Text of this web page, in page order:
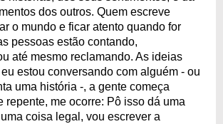
dos outros. Quem escreve
o mundo e ficar atento quando for
pessoas estão contando,
até mesmo reclamando. As ideias
estou conversando com alguém - ou
uma história -, a gente começa
repente, me ocorre: Pô isso dá uma
coisa legal, vou escrever a